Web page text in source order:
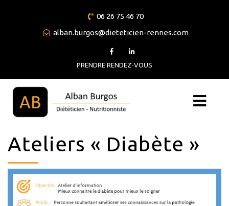
06 26 75 46 70
alban.burgos@dieteticien-rennes.com
PRENDRE RENDEZ-VOUS
Ateliers « Diabète »